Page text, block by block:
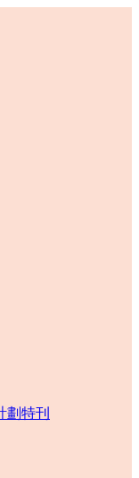
劃特刊